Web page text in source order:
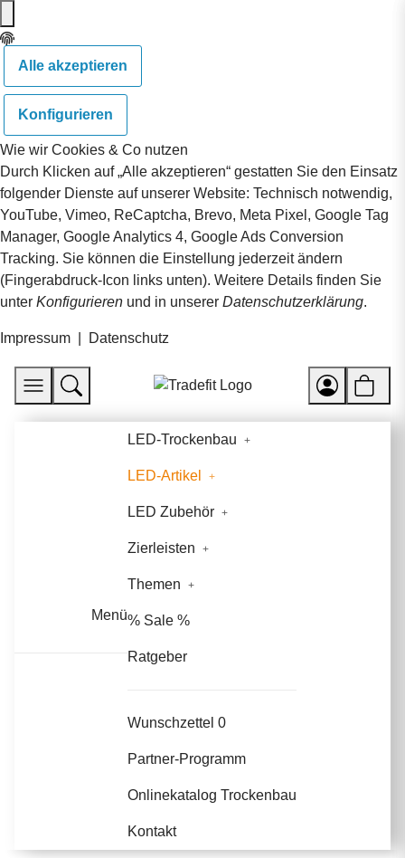
Alle akzeptieren
Konfigurieren
Wie wir Cookies & Co nutzen
Durch Klicken auf „Alle akzeptieren“ gestatten Sie den Einsatz
folgender Dienste auf unserer Website: Technisch notwendig,
YouTube, Vimeo, ReCaptcha, Brevo, Meta Pixel, Google Tag
Manager, Google Analytics 4, Google Ads Conversion
Tracking. Sie können die Einstellung jederzeit ändern
(Fingerabdruck-Icon links unten). Weitere Details finden Sie
unter Konfigurieren und in unserer Datenschutzerklärung.
Impressum Datenschutz
Menü
LED-Trockenbau
LED-Artikel
LED Zubehör
Zierleisten
Themen
% Sale %
Ratgeber
Wunschzettel 0
Partner-Programm
Onlinekatalog Trockenbau
Kontakt